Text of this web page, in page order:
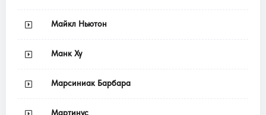
Майкл Ньютон
Манк Ху
Марсиниак Барбара
Мартинус